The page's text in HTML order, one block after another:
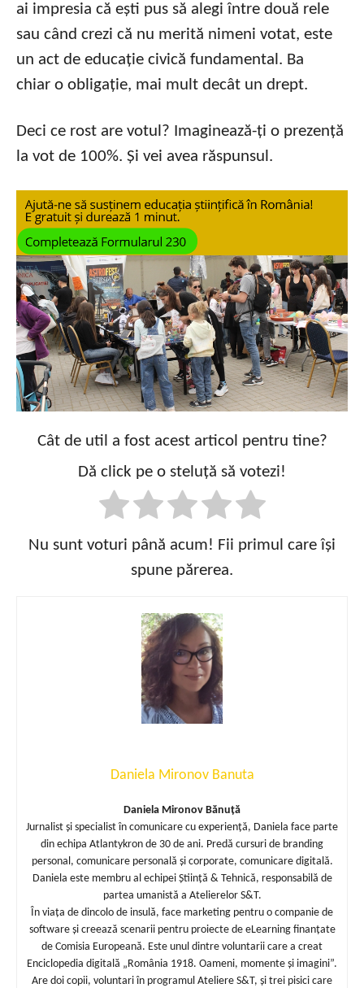
ai impresia că ești pus să alegi între două rele
sau când crezi că nu merită nimeni votat, este
un act de educație civică fundamental. Ba
chiar o obligație, mai mult decât un drept.
Deci ce rost are votul? Imaginează-ți o prezență
la vot de 100%. Și vei avea răspunsul.
Cât de util a fost acest articol pentru tine?
Dă click pe o steluță să votezi!
Nu sunt voturi până acum! Fii primul care își
spune părerea.
Daniela Mironov Banuta
Daniela Mironov Bănuță
Jurnalist și specialist în comunicare cu experiență, Daniela face parte
din echipa Atlantykron de 30 de ani. Predă cursuri de branding
personal, comunicare personală și corporate, comunicare digitală.
Daniela este membru al echipei Știință & Tehnică, responsabilă de
partea umanistă a Atelierelor S&T.
În viața de dincolo de insulă, face marketing pentru o companie de
software și creează scenarii pentru proiecte de eLearning finanțate
de Comisia Europeană. Este unul dintre voluntarii care a creat
Enciclopedia digitală „România 1918. Oameni, momente și imagini”.
Are doi copii, voluntari în programul Ateliere S&T, și trei pisici care